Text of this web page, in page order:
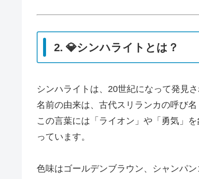
2. 💎シンハライトとは？
シンハライトは、20世紀になって発見
名前の由来は、古代スリランカの呼び名
この言葉には「ライオン」や「勇気」
っています。
色味はゴールデンブラウン、シャンパ